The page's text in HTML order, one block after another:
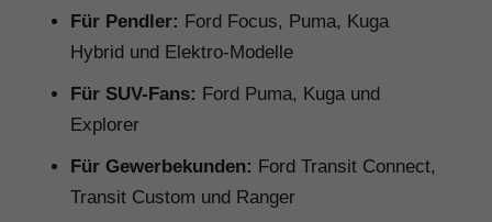
Für Pendler: Ford Focus, Puma, Kuga
Hybrid und Elektro-Modelle
Für SUV-Fans: Ford Puma, Kuga und
Explorer
Für Gewerbekunden: Ford Transit Connect,
Transit Custom und Ranger